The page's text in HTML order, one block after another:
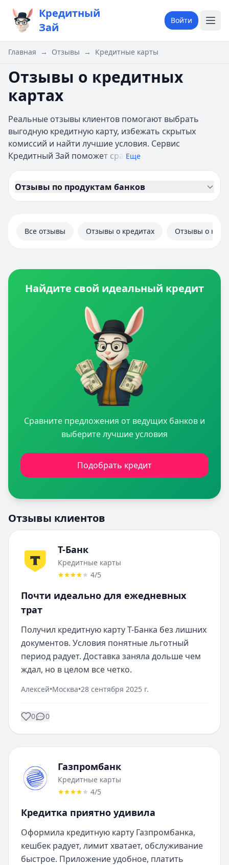
Кредитный
Зай
Войти
Главная → Отзывы → Кредитные карты
Отзывы о кредитных
картах
Реальные отзывы клиентов помогают выбрать
выгодную кредитную карту, избежать скрытых
комиссий и найти лучшие условия. Сервис
Кредитный Зай поможет сра Еще
Отзывы по продуктам банков
Все отзывы Отзывы о кредитах Отзывы о
Найдите свой идеальный кредит
Сравните предложения от ведущих банков и
выберите лучшие условия
Подобрать кредит
Отзывы клиентов
Т-Банк
Кредитные карты
4/5
Почти идеально для ежедневных
трат
Получил кредитную карту Т-Банка без лишних
документов. Условия понятные льготный
период радует. Доставка заняла дольше чем
ждал, но в целом все четко.
Алексей•Москва•28 сентября 2025 г.
0 0
Газпромбанк
Кредитные карты
4/5
Кредитка приятно удивила
Оформила кредитную карту Газпромбанка,
кешбек радует, лимит хватает, обслуживание
быстрое. Приложение удобное, платить